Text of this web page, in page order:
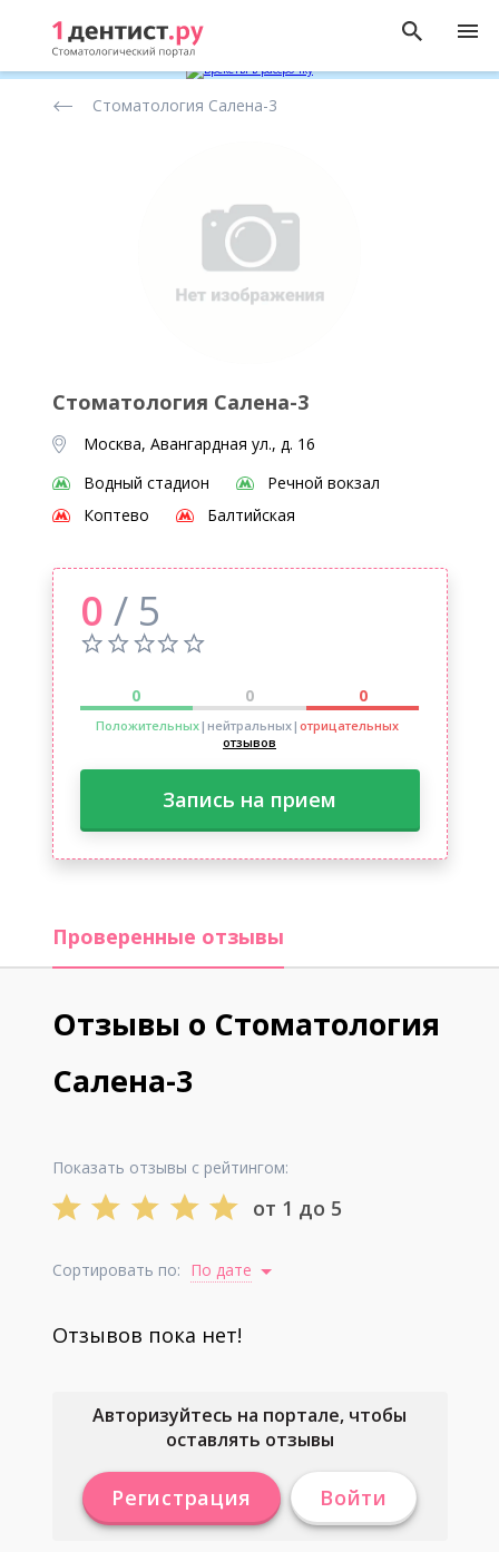
стоматологических
Стоматология Салена-3
Стоматология Салена-3
Москва, Авангардная ул., д. 16
Водный стадион
Речной вокзал
Коптево
Балтийская
0 / 5
0 0 0
Положительных|нейтральных| отрицательных
отзывов
Запись на прием
Проверенные отзывы
Отзывы о Стоматология
Салена-3
Показать отзывы с рейтингом:
от 1 до 5
Сортировать по: По дате
Отзывов пока нет!
Авторизуйтесь на портале, чтобы
оставлять отзывы
Регистрация Войти